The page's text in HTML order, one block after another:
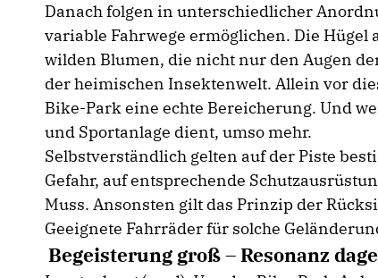
Danach folgen in unterschiedlicher
variable Fahrwege ermöglichen. Die
wilden Blumen, die nicht nur den Augen
der heimischen Insektenwelt. Allein vor
Bike-Park eine echte Bereicherung. Und
und Sportanlage dient, umso mehr.
Selbstverständlich gelten auf der Piste
Gefahr, auf entsprechende
Muss. Ansonsten gilt das Prinzip der
Geeignete Fahrräder für solche
Begeisterung groß – Resonanz